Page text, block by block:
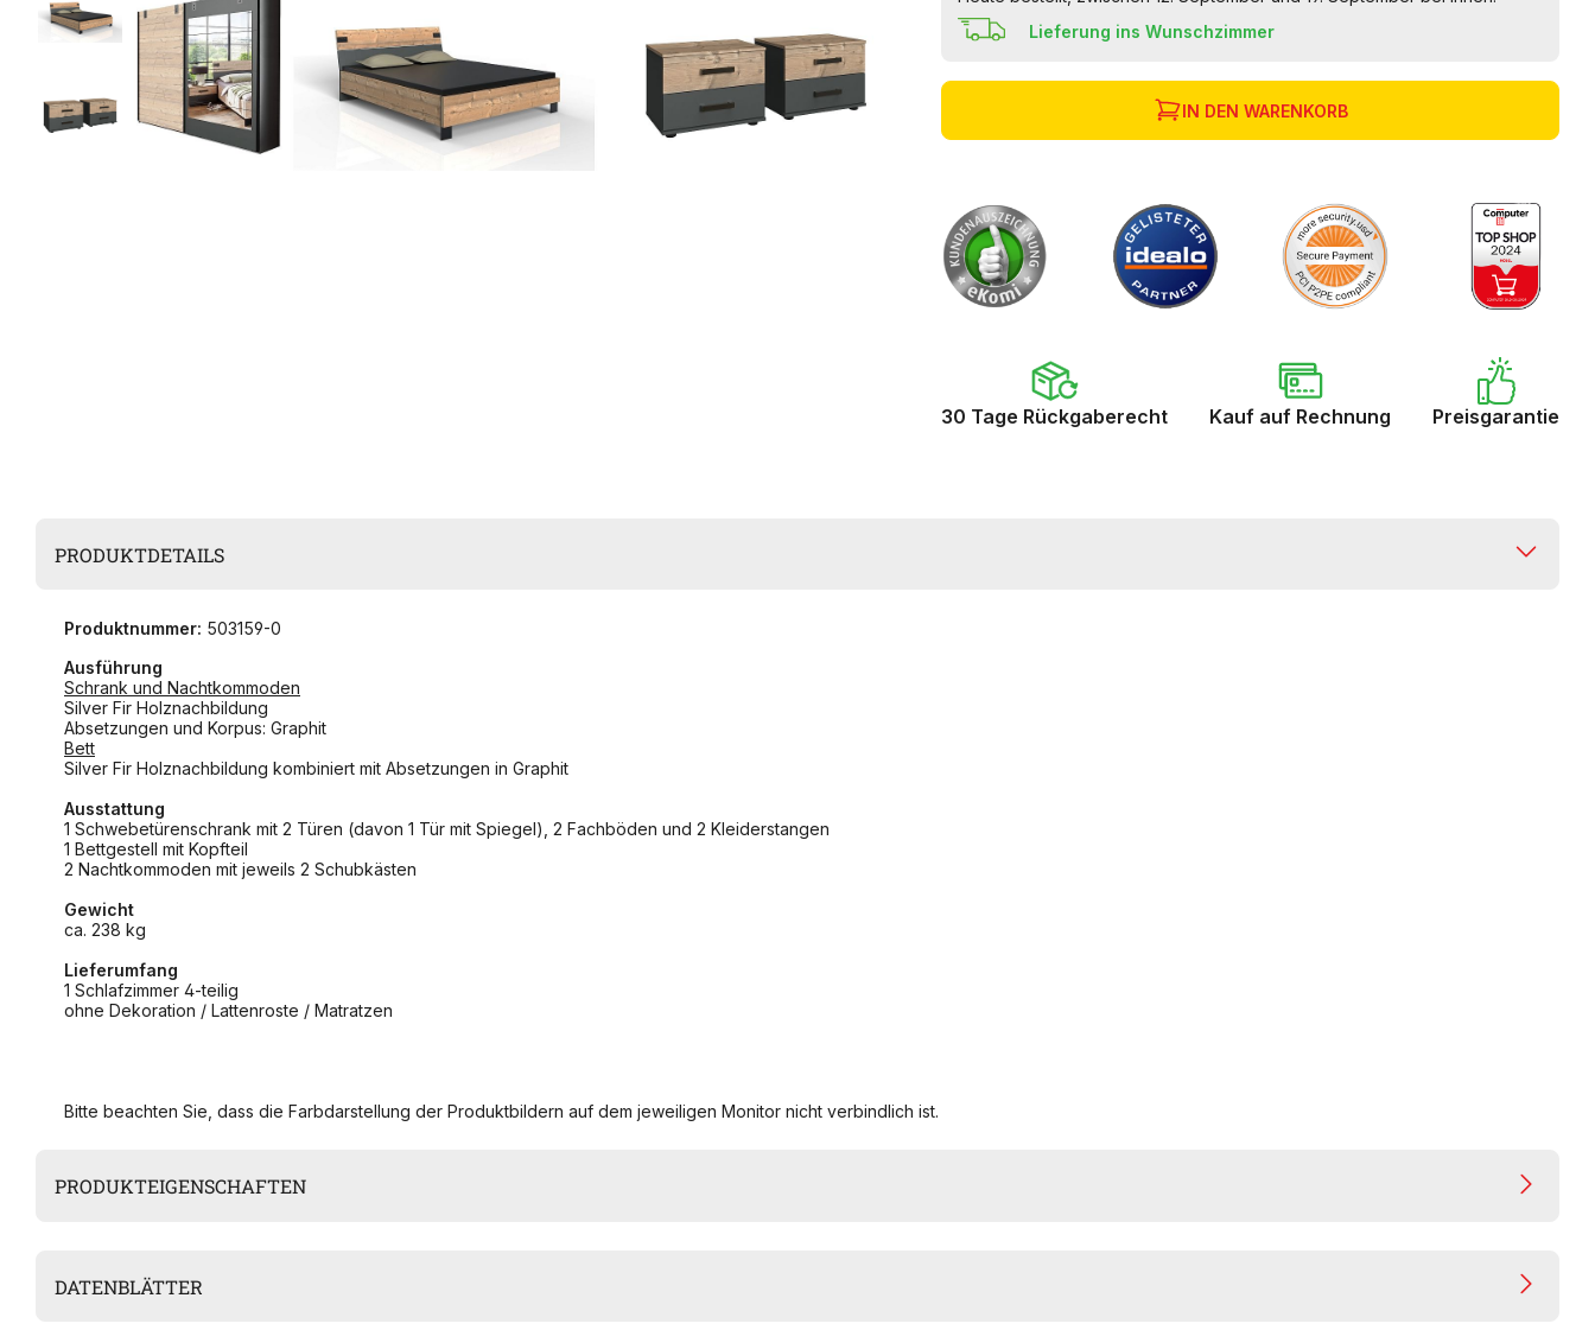
Lieferung ins Wunschzimmer
IN DEN WARENKORB
30 Tage Rückgaberecht Kauf auf Rechnung Preisgarantie
PRODUKTDETAILS
Produktnummer: 503159-0
Ausführung
Schrank und Nachtkommoden
Silver Fir Holznachbildung
Absetzungen und Korpus: Graphit
Bett
Silver Fir Holznachbildung kombiniert mit Absetzungen in Graphit
Ausstattung
1 Schwebetürenschrank mit 2 Türen (davon 1 Tür mit Spiegel), 2 Fachböden und 2 Kleiderstangen
1 Bettgestell mit Kopfteil
2 Nachtkommoden mit jeweils 2 Schubkästen
Gewicht
ca. 238 kg
Lieferumfang
1 Schlafzimmer 4-teilig
ohne Dekoration / Lattenroste / Matratzen
Bitte beachten Sie, dass die Farbdarstellung der Produktbildern auf dem jeweiligen Monitor nicht verbindlich ist.
PRODUKTEIGENSCHAFTEN
DATENBLÄTTER